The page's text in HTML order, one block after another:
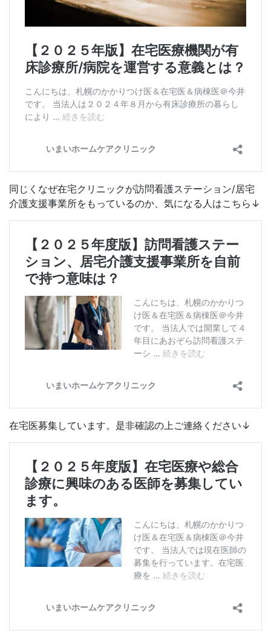
同じくなぜ在宅クリニックが訪問看護ステーション/居宅
介護支援事業所をもっているのか、気になる人はこちら↓
在宅医募集しています。是非確認の上ご連絡ください↓